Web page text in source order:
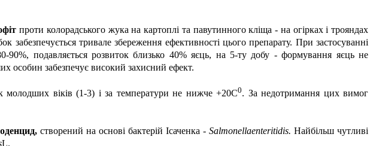
проти колорадського жука на картоплі та павутинного кліща - на огірках і трояндах
забезпечується тривале збереження ефективності цього препарату. При застосуванні
90%, подавляється розвиток близько 40% яєць, на 5-ту добу - формування яєць не
особин забезпечує високий захисний ефект.
молодших віків (1-3) і за температури не нижче +20С0. За недотримання цих вимог
створений на основі бактерій Ісаченка - Salmonellaenteritidis. Найбільш чутливі
L.